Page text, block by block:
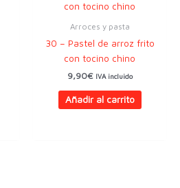
Arroces y pasta
30 – Pastel de arroz frito
con tocino chino
9,90€ IVA incluido
Añadir al carrito